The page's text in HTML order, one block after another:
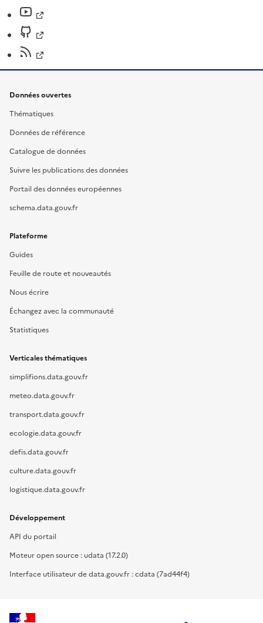
Données ouvertes
Thématiques
Données de référence
Catalogue de données
Suivre les publications des données
Portail des données européennes
schema.data.gouv.fr
Plateforme
Guides
Feuille de route et nouveautés
Nous écrire
Échangez avec la communauté
Statistiques
Verticales thématiques
simplifions.data.gouv.fr
meteo.data.gouv.fr
transport.data.gouv.fr
ecologie.data.gouv.fr
defis.data.gouv.fr
culture.data.gouv.fr
logistique.data.gouv.fr
Développement
API du portail
Moteur open source : udata (17.2.0)
Interface utilisateur de data.gouv.fr : cdata (7ad44f4)